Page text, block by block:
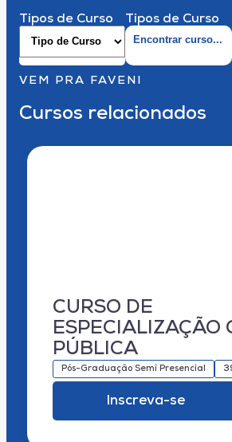
Tipos de Curso Tipos de Curso
VEM PRA FAVENI
Cursos relacionados
CURSO DE
ESPECIALIZAÇÃO
PÚBLICA
Pós-Graduação Semi Presencial
Inscreva-se